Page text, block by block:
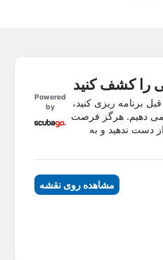
را کشف کنید
برنامه ریزی کنید،
دهیم. هرگز فرصت
دست ندهید و به
Powered
by
مشاهده روی نقشه